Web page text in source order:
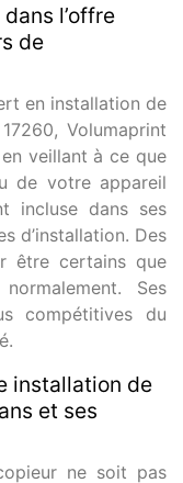
l’offre
de
en installation de
Volumaprint
veillant à ce que
de votre appareil
incluse dans ses
d’installation. Des
être certains que
Ses
compétitives du
installation de
et ses
ne soit pas